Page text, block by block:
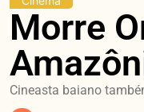
Morre
Cineasta baiano